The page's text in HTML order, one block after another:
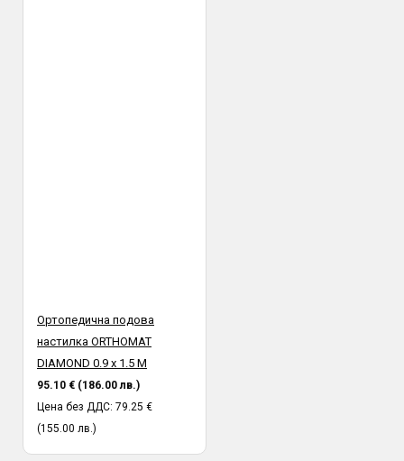
Ортопедична подова
настилка ORTHOMAT
DIAMOND 0.9 х 1.5 M
95.10 € (186.00 лв.)
Цена без ДДС: 79.25 €
(155.00 лв.)